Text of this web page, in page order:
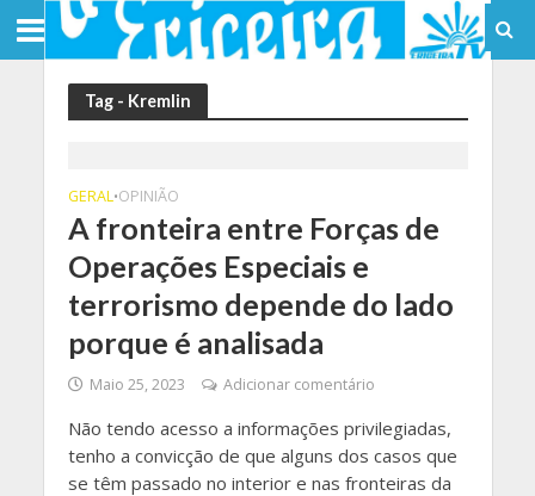
Tag - Kremlin
GERAL•OPINIÃO
A fronteira entre Forças de
Operações Especiais e
terrorismo depende do lado
porque é analisada
Maio 25, 2023 Adicionar comentário
Não tendo acesso a informações privilegiadas,
tenho a convicção de que alguns dos casos que
se têm passado no interior e nas fronteiras da